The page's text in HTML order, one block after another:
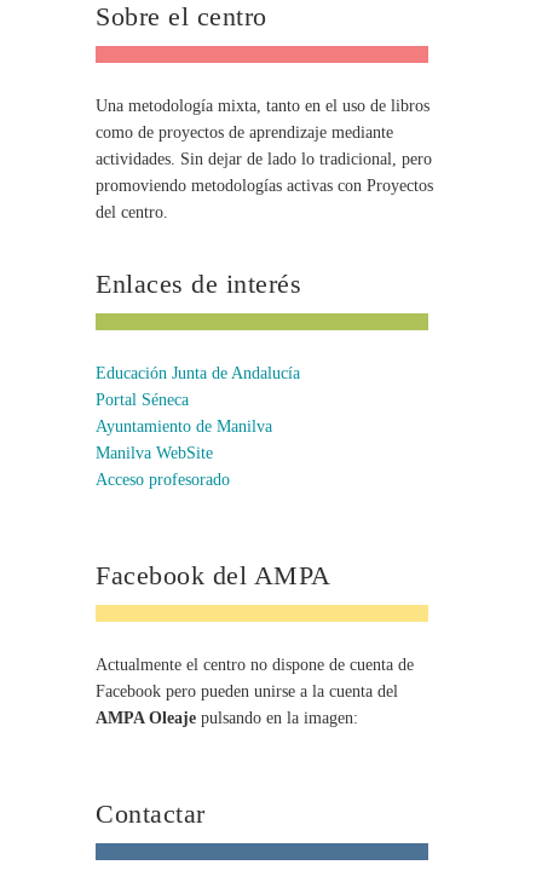
Sobre el centro
Una metodología mixta, tanto en el uso de libros
como de proyectos de aprendizaje mediante
actividades. Sin dejar de lado lo tradicional, pero
promoviendo metodologías activas con Proyectos
del centro.
Enlaces de interés
Educación Junta de Andalucía
Portal Séneca
Ayuntamiento de Manilva
Manilva WebSite
Acceso profesorado
Facebook del AMPA
Actualmente el centro no dispone de cuenta de
Facebook pero pueden unirse a la cuenta del
AMPA Oleaje pulsando en la imagen:
Contactar